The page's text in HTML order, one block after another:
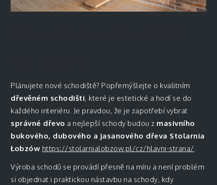
Plánujete nové schodiště? Popřemýšlejte o kvalitním
dřevěném schodišti, které je estetické a hodí se do
každého interiéru. Je pravdou, že je zapotřebí vybrat
správné dřevo a nejlepší schody budou z masivního
bukového, dubového a jasanového dřeva Stolarnia
Łobzów https://stolarnialobzow.pl/cz/hlavni-strana/.
Výroba schodů se provádí přesně na míru a není problém
si objednat i praktickou nástavbu na schody, kdy